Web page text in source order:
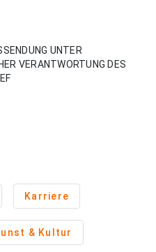
UNTER
VERANTWORTUNG DES
Karriere
& Kultur